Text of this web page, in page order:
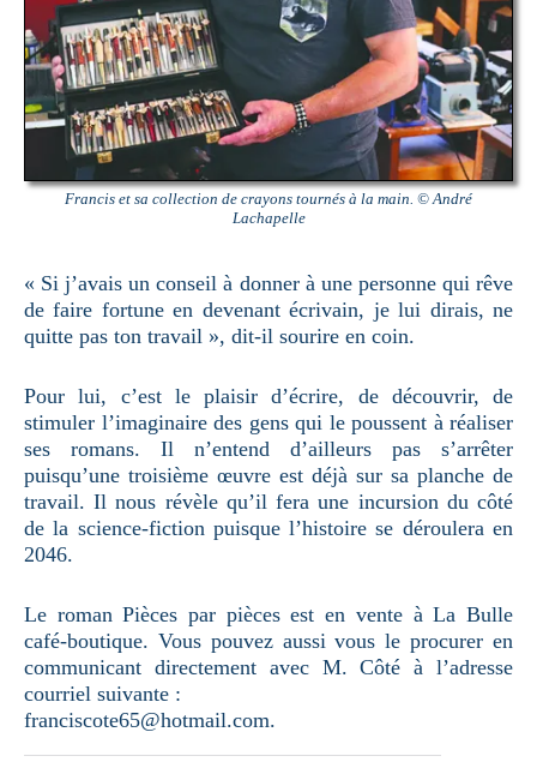
Francis et sa collection de crayons tournés à la main. © André
Lachapelle
« Si j’avais un conseil à donner à une personne qui rêve
de faire fortune en devenant écrivain, je lui dirais, ne
quitte pas ton travail », dit-il sourire en coin.
Pour lui, c’est le plaisir d’écrire, de découvrir, de
stimuler l’imaginaire des gens qui le poussent à réaliser
ses romans. Il n’entend d’ailleurs pas s’arrêter
puisqu’une troisième œuvre est déjà sur sa planche de
travail. Il nous révèle qu’il fera une incursion du côté
de la science-fiction puisque l’histoire se déroulera en
2046.
Le roman Pièces par pièces est en vente à La Bulle
café-boutique. Vous pouvez aussi vous le procurer en
communicant directement avec M. Côté à l’adresse
courriel suivante :
franciscote65@hotmail.com.